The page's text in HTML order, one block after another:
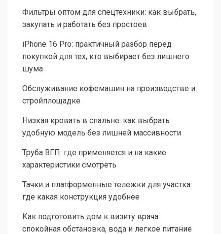
Фильтры оптом для спецтехники: как выбрать,
закупать и работать без простоев
iPhone 16 Pro: практичный разбор перед
покупкой для тех, кто выбирает без лишнего
шума
Обслуживание кофемашин на производстве и
стройплощадке
Низкая кровать в спальне: как выбрать
удобную модель без лишней массивности
Труба ВГП: где применяется и на какие
характеристики смотреть
Тачки и платформенные тележки для участка:
где какая конструкция удобнее
Как подготовить дом к визиту врача:
спокойная обстановка, вода и легкое питание